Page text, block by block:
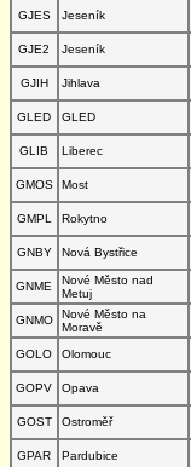
GJES
Jeseník
GJE2
Jeseník
GJIH
Jihlava
GLED
GLED
GLIB
Liberec
GMOS
Most
GMPL
Rokytno
GNBY
Nová Bystřice
GNME
Nové Město nad
Metuj
GNMO
Nové Město na
Moravě
GOLO
Olomouc
GOPV
Opava
GOST
Ostroměř
GPAR
Pardubice